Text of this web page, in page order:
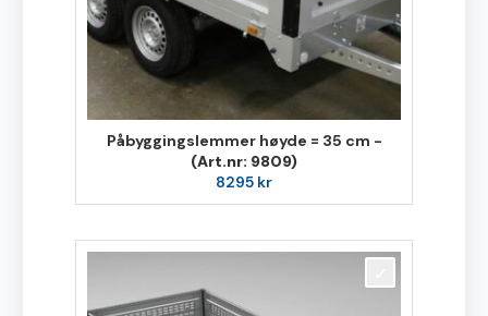
Påbyggingslemmer høyde = 35 cm -
(Art.nr: 9809)
8295 kr